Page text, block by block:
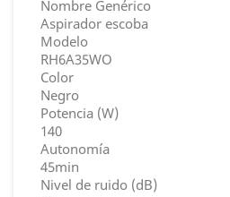
Nombre Genérico
Aspirador escoba
Modelo
RH6A35WO
Color
Negro
Potencia (W)
140
Autonomía
45min
Nivel de ruido (dB)